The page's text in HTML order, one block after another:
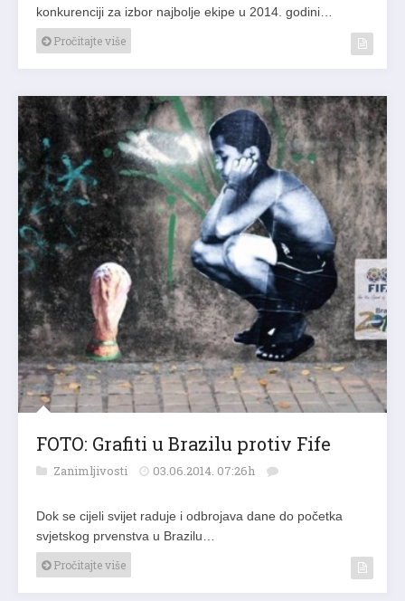
konkurenciji za izbor najbolje ekipe u 2014. godini…
Pročitajte više
FOTO: Grafiti u Brazilu protiv Fife
Zanimljivosti 03.06.2014. 07:26h
Dok se cijeli svijet raduje i odbrojava dane do početka
svjetskog prvenstva u Brazilu…
Pročitajte više